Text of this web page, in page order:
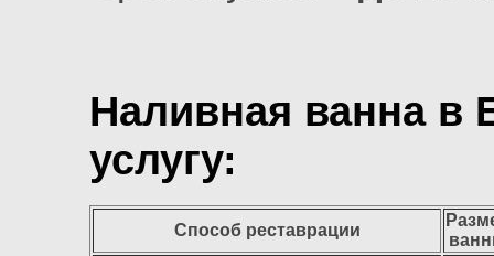
Наливная ванна в
услугу:
Способ реставрации